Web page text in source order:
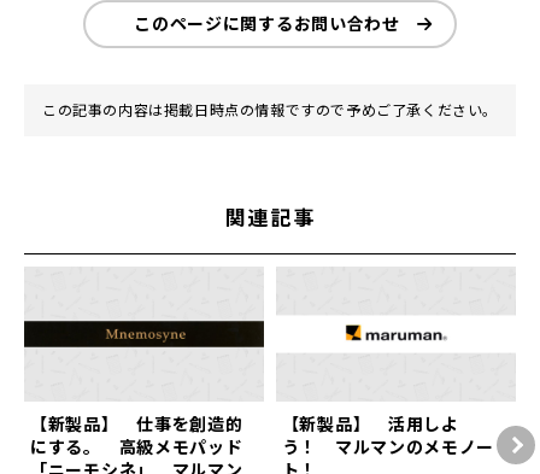
このページに関するお問い合わせ
この記事の内容は掲載日時点の情報ですので予めご了承ください。
関連記事
【新製品】 仕事を創造的
にする。 高級メモパッド
【新製品】 活用しよ
う！ マルマンのメモノー